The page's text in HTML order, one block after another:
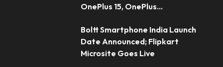
OnePlus 15, OnePlus...
Boltt Smartphone India Launch
Date Announced; Flipkart
Microsite Goes Live